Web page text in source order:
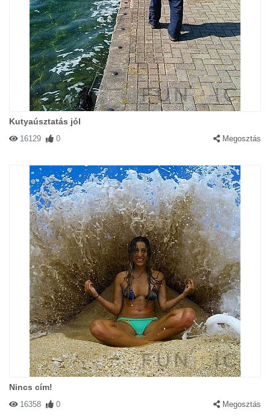
Kutyaúsztatás jól
16129 0 Megosztás
Nincs cím!
16358 0 Megosztás